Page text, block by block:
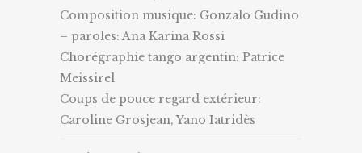
Composition musique: Gonzalo Gudino
– paroles: Ana Karina Rossi
Chorégraphie tango argentin: Patrice
Meissirel
Coups de pouce regard extérieur:
Caroline Grosjean, Yano Iatridès